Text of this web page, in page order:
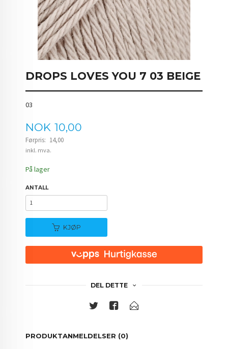
DROPS LOVES YOU 7 03 BEIGE
03
Tilbud
NOK 10,00
Førpris: 14,00
Rabatt
inkl. mva.
På lager
ANTALL
KJØP
DEL DETTE
PRODUKTANMELDELSER (0)